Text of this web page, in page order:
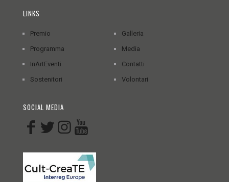
LINKS
Premio
Programma
InArtEventi
Sostenitori
Galleria
Media
Contatti
Volontari
SOCIAL MEDIA